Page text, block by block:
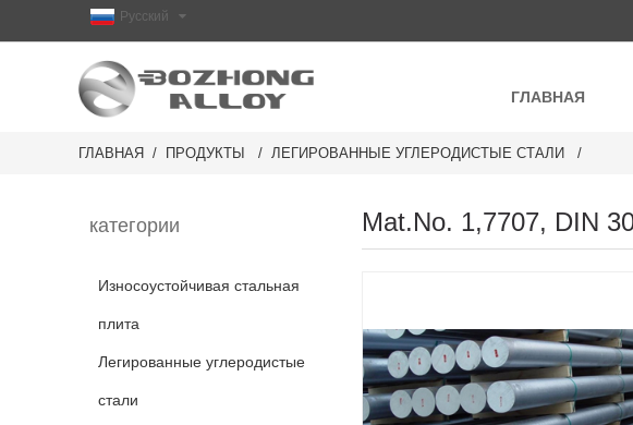
Русский
ГЛАВНАЯ
ГЛАВНАЯ ПРОДУКТЫ ЛЕГИРОВАННЫЕ УГЛЕРОДИСТЫЕ СТАЛИ
категории
Износоустойчивая стальная
плита
Легированные углеродистые
стали
Mat.No. 1,7707, DIN